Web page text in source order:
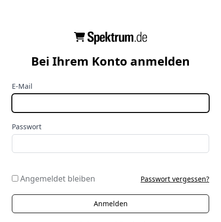
Bei Ihrem Konto anmelden
E-Mail
Passwort
Angemeldet bleiben Passwort vergessen?